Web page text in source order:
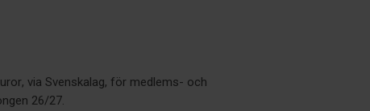
via Svenskalag, för medlems- och
26/27.